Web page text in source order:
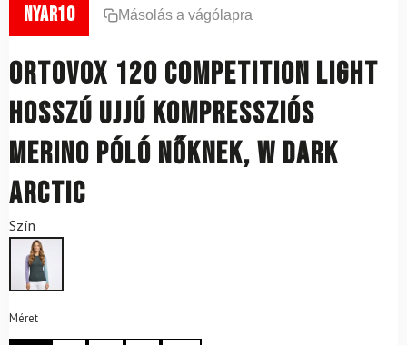
nyar10 Másolás a vágólapra
ORTOVOX 120 Competition Light
hosszú ujjú kompressziós
Merino póló nőknek, W Dark
Arctic
Szín
Méret